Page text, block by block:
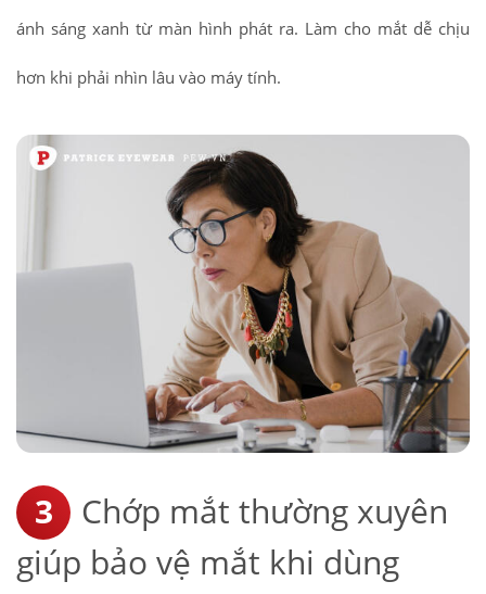
ánh sáng xanh từ màn hình phát ra. Làm cho mắt dễ chịu
hơn khi phải nhìn lâu vào máy tính.
Chớp mắt thường xuyên
giúp bảo vệ mắt khi dùng